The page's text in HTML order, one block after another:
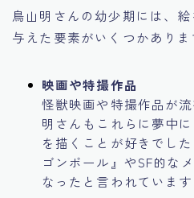
鳥山明さんの幼少期には、
与えた要素がいくつかありま
映画や特撮作品
怪獣映画や特撮作品が
明さんもこれらに夢中
を描くことが好きでし
ゴンボール』やSF的な
なったと言われています